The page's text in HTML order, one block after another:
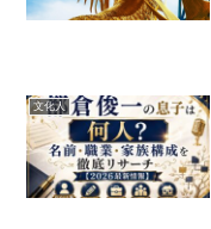
文化人